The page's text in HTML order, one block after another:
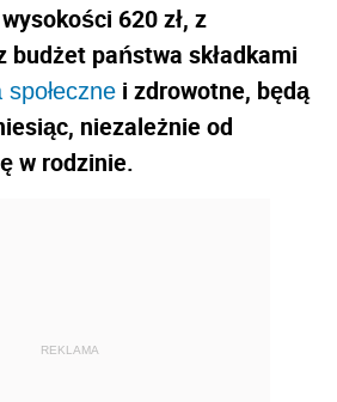
620 zł, z
budżet państwa składkami
i zdrowotne, będą
niezależnie od
w rodzinie.
REKLAMA